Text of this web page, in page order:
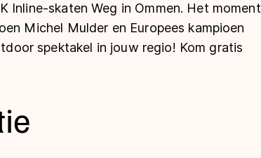
Inline-skaten Weg in Ommen. Het moment
Michel Mulder en Europees kampioen
spektakel in jouw regio! Kom gratis